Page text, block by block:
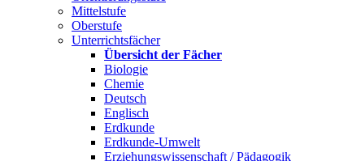
Mittelstufe
Oberstufe
Unterrichtsfächer
Übersicht der Fächer
Biologie
Chemie
Deutsch
Englisch
Erdkunde
Erdkunde-Umwelt
Erziehungswissenschaft / Pädagogik